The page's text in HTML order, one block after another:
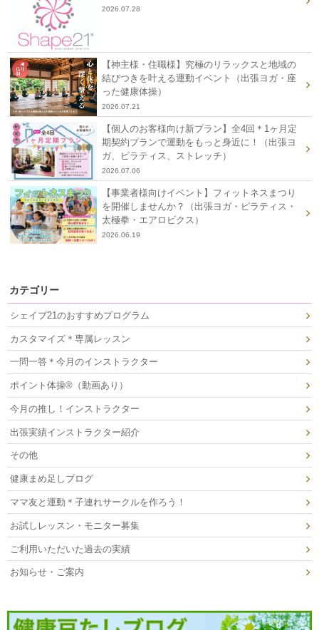
2026.07.28
【神主様・住職様】究極のリラックスと地域の
結びつきを叶える運動イベント（出張ヨガ・座
った健康体操）
2026.07.21
【個人のお客様向け新プラン】全4回＊1ヶ月定
期契約プランで運動をもっと身近に！（出張ヨ
ガ、ピラティス、ストレッチ）
2026.07.06
【事業者様向けイベント】フィットネスまつり
を開催しませんか？（出張ヨガ・ピラティス・
太極拳・エアロビクス）
2026.06.19
カテゴリー
シェイプ21のおすすめプログラム
カスタマイズ＊専属レッスン
一問一答＊今月のインストラクター
ポイント体操®（動画あり）
今月の推し！インストラクター
出張実績インストラクター紹介
その他
健康まめ足しブログ
ママ友と運動＊子連れサークルを作ろう！
お試しレッスン・モニター募集
ご利用いただいた過去の実績
お知らせ・ご案内